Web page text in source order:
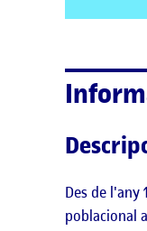
Des de l'any
poblacional